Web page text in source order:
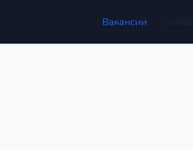
Вакансии